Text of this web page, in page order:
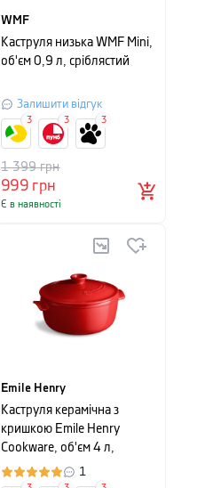
WMF
Каструля низька WMF Mini,
об'єм 0,9 л, сріблястий
Залишити відгук
999грн
1 399грн
Є в наявності
3 3 3
Emile Henry
Каструля керамічна з
кришкою Emile Henry
Cookware, об'єм 4 л,
червоний
1